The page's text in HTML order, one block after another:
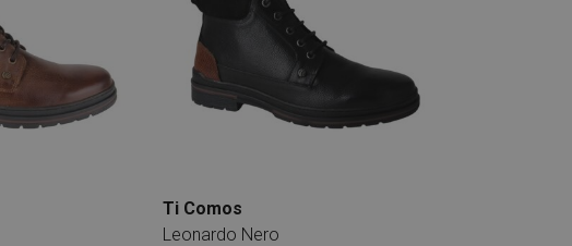
Ti Comos
Leonardo Nero